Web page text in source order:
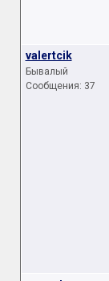
valertcik
Бывалый
Сообщения: 37